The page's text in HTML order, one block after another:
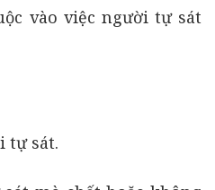
vào việc người tự sát
tự sát.